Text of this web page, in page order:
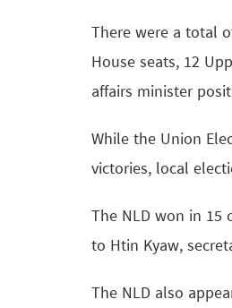
There were a total
House seats, 12
affairs minister
While the Union
victories, local
The NLD won in 15
to Htin Kyaw,
The NLD also